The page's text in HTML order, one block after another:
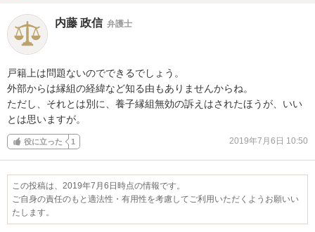
内藤 政信 弁護士
戸籍上は問題ないのでできるでしょう。
外部からは縁組の経緯など知る由もありませんからね。
ただし、それとは別に、養子縁組無効の訴えはされたほうが、いい
とは思いますが。
役に立った 1 2019年7月6日 10:50
この投稿は、2019年7月6日時点の情報です。
ご自身の責任のもと適法性・有用性を考慮してご利用いただくようお願いい
たします。